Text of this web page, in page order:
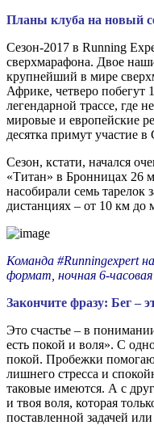
Планы клуба на новый
Сезон-2017 в Running
сверхмарафона. Двое
крупнейший в мире
Африке, четверо побегут
легендарной трассе, где
мировые и европейские
десятка примут участие
Сезон, кстати, начался
«Титан» в Бронницах 26
насобирали семь тарелок
дистанциях – от 10 км до
Команда #Runningexpert
формат, ночная 6-
Закончите фразу: Бег –
Это счастье – в
есть покой и воля». С
покой. Пробежки
лишнего стресса и
таковые имеются. А с
и твоя воля, которая
поставленной задачей или